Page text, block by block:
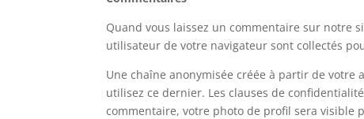
Quand vous laissez un commentaire sur notre
utilisateur de votre navigateur sont collectés
Une chaîne anonymisée créée à partir de votre
utilisez ce dernier. Les clauses de
commentaire, votre photo de profil sera visible